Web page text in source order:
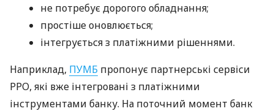
не потребує дорогого обладнання;
простіше оновлюється;
інтегрується з платіжними рішеннями.
Наприклад, ПУМБ пропонує партнерські сервіси
РРО, які вже інтегровані з платіжними
інструментами банку. На поточний момент банк